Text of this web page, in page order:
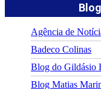
Agência de
Badeco Colinas
Blog do Gildásio
Blog Matias